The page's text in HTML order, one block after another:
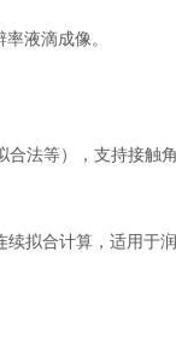
液滴成像。
法等），支持接触
拟合计算，适用于润